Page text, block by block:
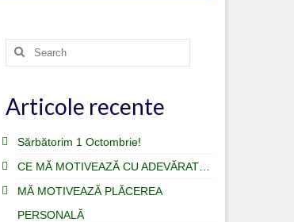
Search
Articole recente
Sărbătorim 1 Octombrie!
CE MĂ MOTIVEAZĂ CU ADEVĂRAT…
MĂ MOTIVEAZĂ PLĂCEREA
PERSONALĂ